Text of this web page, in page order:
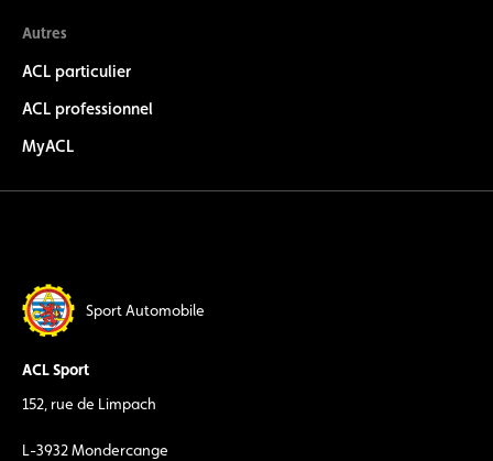
Autres
ACL particulier
ACL professionnel
MyACL
Sport Automobile
ACL Sport
152, rue de Limpach
L-3932 Mondercange